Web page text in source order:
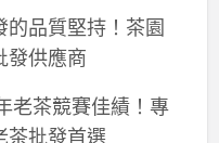
的品質堅持！茶園
發供應商
老茶競賽佳績！專
茶批發首選